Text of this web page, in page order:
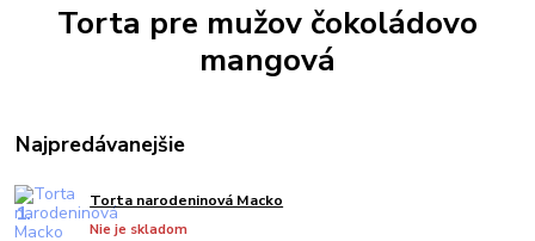
Torta pre mužov čokoládovo
mangová
Najpredávanejšie
1. Torta narodeninová Macko
Nie je skladom